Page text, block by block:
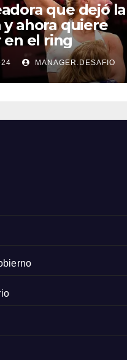
que dejó la
y ahora quiere
el ring​
MANAGER.DESAFIO